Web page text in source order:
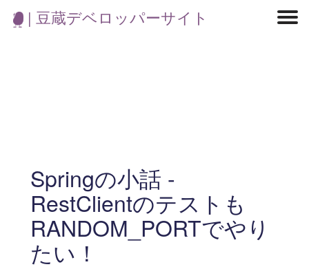
| 豆蔵デベロッパーサイト
Springの小話 -
RestClientのテストも
RANDOM_PORTでやり
たい！